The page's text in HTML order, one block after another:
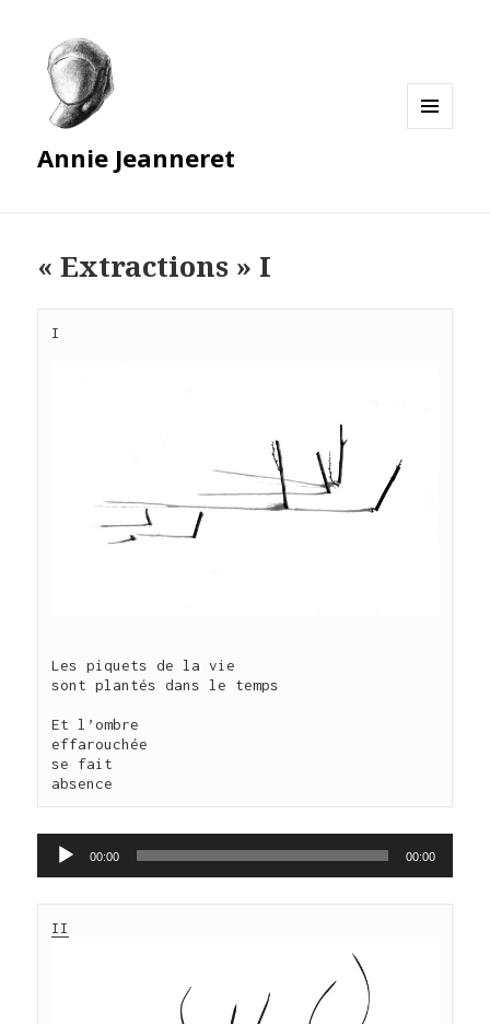
Annie Jeanneret
« Extractions » I
Les piquets de la vie
sont plantés dans le temps
Et l’ombre
effarouchée
se fait
absence
Lecteur
audio
00:00 00:00